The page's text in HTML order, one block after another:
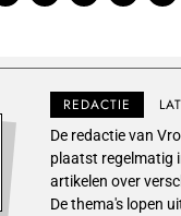
REDACTIE
De redactie van
plaatst regelmatig
artikelen over
De thema's lopen